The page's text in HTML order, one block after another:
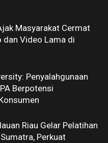
Masyarakat Cermat
Video Lama di
Penyalahgunaan
Berpotensi
Riau Gelar Pelatihan
Perkuat